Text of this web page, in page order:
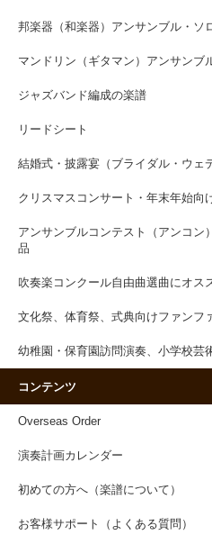
邦楽器（和楽器）アンサンブル・ソ
マンドリン（ギタマン）アンサンブ
ジャズバンド編成の楽譜
リードシート
結婚式・披露宴（ブライダル・ウェ
クリスマスコンサート・年末年始向
アンサンブルコンテスト（アンコン
品
吹奏楽コンクール自由曲選曲にオス
文化祭、体育祭、式典向けファンフ
幼稚園・保育園訪問演奏、小学校芸
コンテンツ
Overseas Order
演奏計画カレンダー
初めての方へ（楽譜について）
お客様サポート（よくある質問）